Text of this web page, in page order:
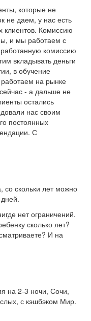
которые не
не даем, у нас есть
клиентов. Комиссию
и мы работаем с
комиссию
вкладывать деньги
в обучение
на рынке
- а дальше не
остались
нас своим
постоянных
С
скольки лет можно
нет ограничений.
сколько лет?
И на
на 2-3 ночи, Сочи,
с кэшбэком Мир.